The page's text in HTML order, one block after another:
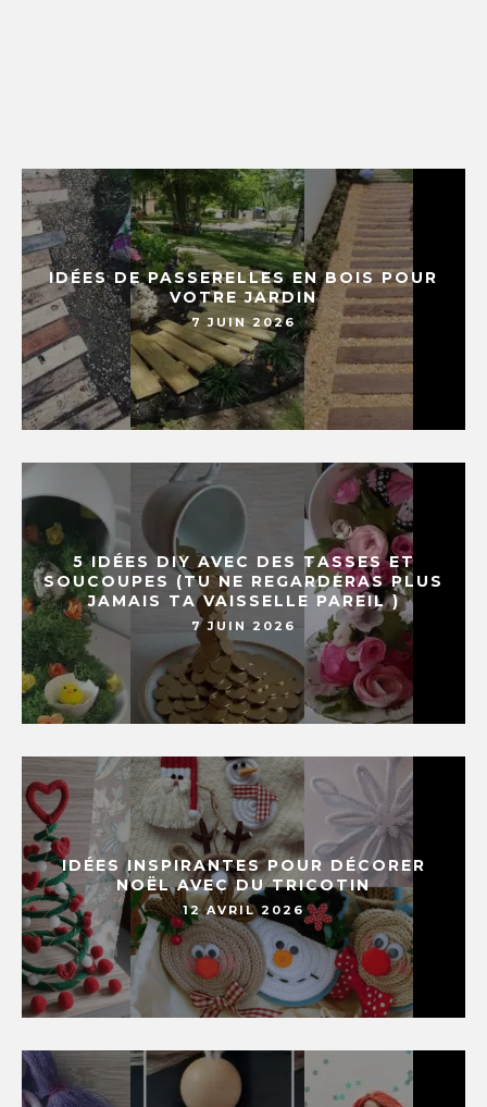
IDÉES DE PASSERELLES EN BOIS POUR
VOTRE JARDIN
7 JUIN 2026
5 IDÉES DIY AVEC DES TASSES ET
SOUCOUPES (TU NE REGARDERAS PLUS
JAMAIS TA VAISSELLE PAREIL )
7 JUIN 2026
IDÉES INSPIRANTES POUR DÉCORER
NOËL AVEC DU TRICOTIN
12 AVRIL 2026